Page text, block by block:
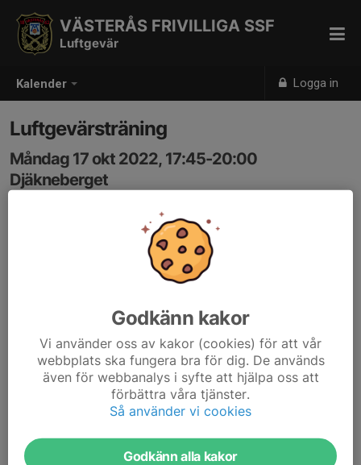
Kalender Logga in
VÄSTERÅS FRIVILLIGA SSF
Luftgevär
Luftgevärsträning
Måndag 17 okt 2022, 17:45-20:00
Djäkneberget
Bokning och anmälan görs på http://boka.vskarp.com
Godkänn kakor
Vi använder oss av kakor (cookies) för att vår
webbplats ska fungera bra för dig. De används
även för webbanalys i syfte att hjälpa oss att
förbättra våra tjänster.
Så använder vi cookies
Godkänn alla kakor